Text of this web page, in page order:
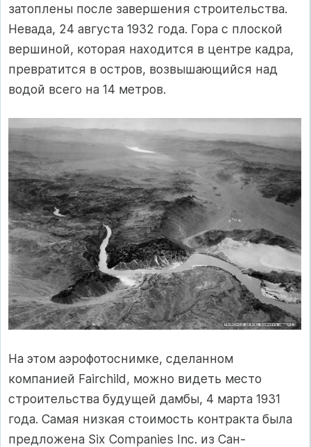
затоплены после завершения строительства.
Невада, 24 августа 1932 года. Гора с плоской
вершиной, которая находится в центре кадра,
превратится в остров, возвышающийся над
водой всего на 14 метров.
На этом аэрофотоснимке, сделанном
компанией Fairchild, можно видеть место
строительства будущей дамбы, 4 марта 1931
года. Самая низкая стоимость контракта была
предложена Six Companies Inc. из Сан-